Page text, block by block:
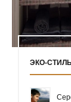
ЭКО-